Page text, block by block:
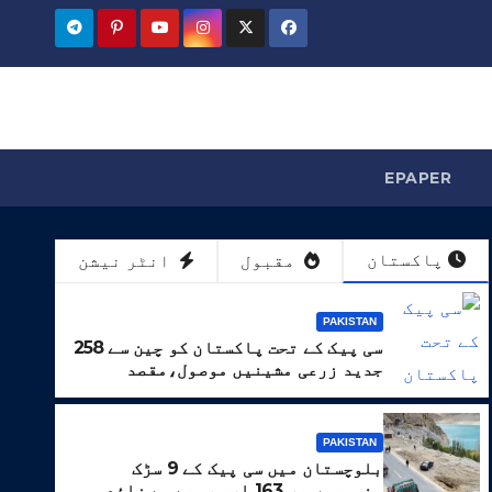
EPAPER
پاکستان مقبول انٹر نیشن
PAKISTAN
سی پیک کے تحت پاکستان کو چین سے 258
جدید زرعی مشینیں موصول،مقصد
PAKISTAN
بلوچستان میں سی پیک کے 9 سڑک